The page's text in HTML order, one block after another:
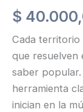
$
Cada territorio
que resuelven
saber
herramienta
inician en la